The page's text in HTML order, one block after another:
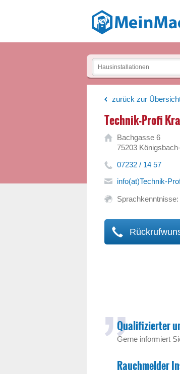
zurück zur
Technik-Profi
Bachgasse 6
75203
07232 / 14 57
info(at)Technik-
Sprachkenntnisse:
Qualifizierter
Gerne informiert
Rauchmelder